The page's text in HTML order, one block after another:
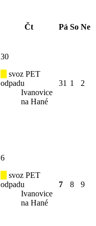
Čt Pá So Ne
30
svoz PET
odpadu
Ivanovice
na Hané
31 1 2
6
svoz PET
odpadu
Ivanovice
na Hané
7 8 9